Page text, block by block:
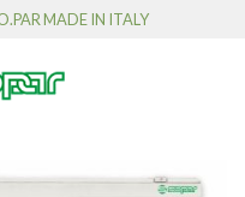
MADE IN ITALY